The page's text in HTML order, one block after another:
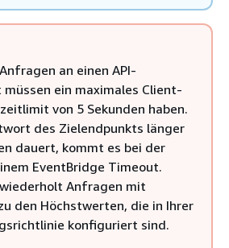
an einen API-
ein maximales Client-
von 5 Sekunden haben.
des Zielendpunkts länger
dauert, kommt es bei der
EventBridge Timeout.
Anfragen mit
den Höchstwerten, die in Ihrer
konfiguriert sind.